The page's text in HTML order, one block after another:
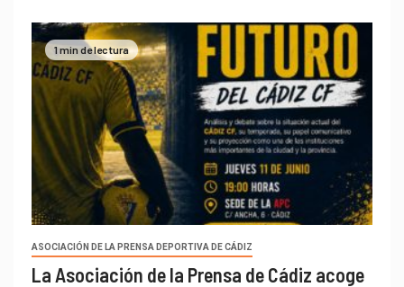
1 min de lectura
ASOCIACIÓN DE LA PRENSA DEPORTIVA DE CÁDIZ
La Asociación de la Prensa de Cádiz acoge